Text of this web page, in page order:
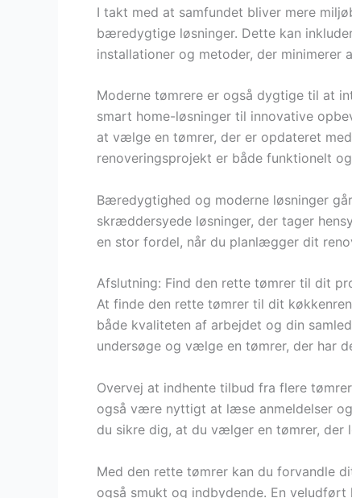
I takt med at samfundet bliver mere
bæredygtige løsninger. Dette kan
installationer og metoder, der minimerer
Moderne tømrere er også dygtige til at
smart home-løsninger til innovative
at vælge en tømrer, der er opdateret
renoveringsprojekt er både funktionelt
Bæredygtighed og moderne løsninger
skræddersyede løsninger, der tager
en stor fordel, når du planlægger dit
Afslutning: Find den rette tømrer til dit
At finde den rette tømrer til dit
både kvaliteten af arbejdet og din
undersøge og vælge en tømrer, der har
Overvej at indhente tilbud fra flere
også være nyttigt at læse anmeldelser
du sikre dig, at du vælger en tømrer, der
Med den rette tømrer kan du forvandle
også smukt og indbydende. En